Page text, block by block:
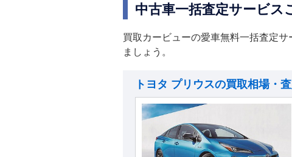
中古車一括査定サービス
買取カービューの愛車無料一括査定
ましょう。
トヨタ プリウスの買取相場・